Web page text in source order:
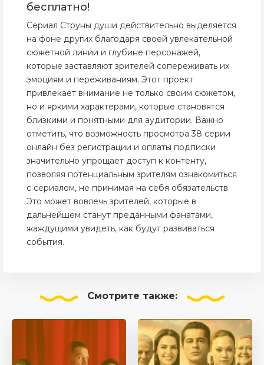
бесплатно!
Сериал Струны души действительно выделяется
на фоне других благодаря своей увлекательной
сюжетной линии и глубине персонажей,
которые заставляют зрителей сопереживать их
эмоциям и переживаниям. Этот проект
привлекает внимание не только своим сюжетом,
но и яркими характерами, которые становятся
близкими и понятными для аудитории. Важно
отметить, что возможность просмотра 38 серии
онлайн без регистрации и оплаты подписки
значительно упрощает доступ к контенту,
позволяя потенциальным зрителям ознакомиться
с сериалом, не принимая на себя обязательств.
Это может вовлечь зрителей, которые в
дальнейшем станут преданными фанатами,
жаждущими увидеть, как будут развиваться
события.
Смотрите также: